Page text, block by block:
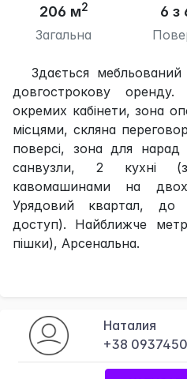
206 м2
Загальна
6 з
Здається
довгострокову
окремих кабінети, зона
місцями, скляна
поверсі, зона для
санвузли, 2 кухні
кавомашинами на
Урядовий квартал, до
доступ). Найближче
пішки), Арсенальна.
Наталия
+38